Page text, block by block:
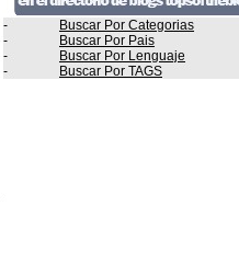
-
Buscar Por Categorias
-
Buscar Por Pais
-
Buscar Por Lenguaje
-
Buscar Por TAGS